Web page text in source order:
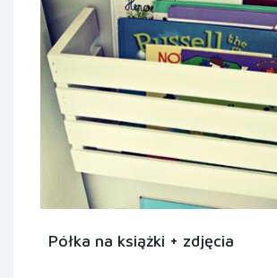
Półka na książki + zdjęcia